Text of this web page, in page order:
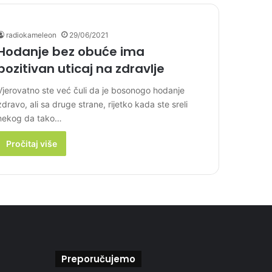
radiokameleon 29/06/2021
bez obuće ima
uticaj na zdravlje
ste već čuli da je bosonogo hodanje
ali sa druge strane, rijetko kada ste sreli
da tako…
Pročitaj više
Preporučujemo